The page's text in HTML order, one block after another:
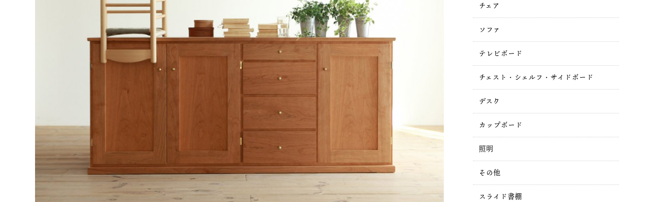
チェア
ソファ
テレビボード
チェスト・シェルフ・サイドボード
デスク
カップボード
照明
その他
スライド書棚